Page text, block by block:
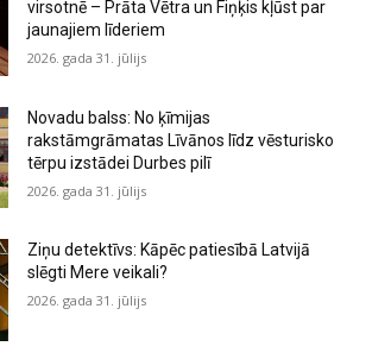
virsotnē – Prāta Vētra un Fiņķis kļūst par
jaunajiem līderiem
2026. gada 31. jūlijs
Novadu balss: No ķīmijas
rakstāmgrāmatas Līvānos līdz vēsturisko
tērpu izstādei Durbes pilī
2026. gada 31. jūlijs
Ziņu detektīvs: Kāpēc patiesībā Latvijā
slēgti Mere veikali?
2026. gada 31. jūlijs